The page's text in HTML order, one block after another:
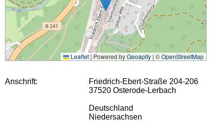
Leaflet | Powered byGeoapify| ©OpenStreetMap
Anschrift:
Friedrich-Ebert-Straße 204-206
37520 Osterode-Lerbach
Deutschland
Niedersachsen